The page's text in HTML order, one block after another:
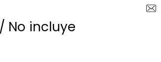
No incluye